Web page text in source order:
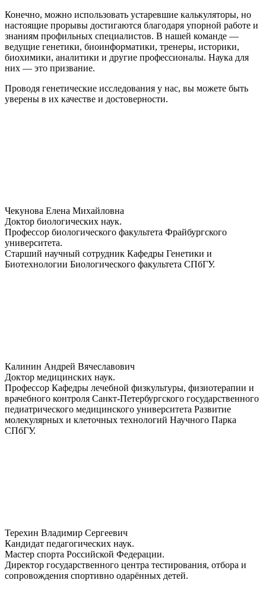
Конечно, можно использовать устаревшие калькуляторы, но
настоящие прорывы достигаются благодаря упорной работе и
знаниям профильных специалистов. В нашей команде —
ведущие генетики, биоинформатики, тренеры, историки,
биохимики, аналитики и другие профессионалы. Наука для
них — это призвание.
Проводя генетические исследования у нас, вы можете быть
уверены в их качестве и достоверности.
Чекунова Елена Михайловна
Доктор биологических наук.
Профессор биологического факультета Фрайбургского
университета.
Старший научный сотрудник Кафедры Генетики и
Биотехнологии Биологического факультета СПбГУ.
Калинин Андрей Вячеславович
Доктор медицинских наук.
Профессор Кафедры лечебной физкультуры, физиотерапии и
врачебного контроля Санкт-Петербургского государственного
педиатрического медицинского университета Развитие
молекулярных и клеточных технологий Научного Парка
СПбГУ.
Терехин Владимир Сергеевич
Кандидат педагогических наук.
Мастер спорта Российской Федерации.
Директор государственного центра тестирования, отбора и
сопровождения спортивно одарённых детей.